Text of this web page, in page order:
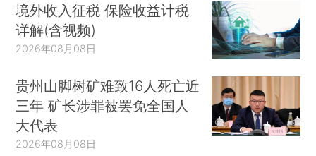
境外收入征税 保险收益计税
详解(含视频)
2026年08月08日
贵州山脚树矿难致16人死亡近
三年 矿长涉罪被罢免全国人
大代表
2026年08月08日